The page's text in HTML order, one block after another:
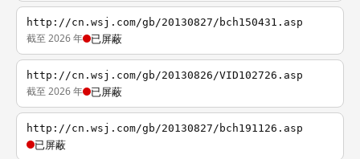
http://cn.wsj.com/gb/20130827/bch150431.asp
截至 2026 年 已屏蔽
http://cn.wsj.com/gb/20130826/VID102726.asp
截至 2026 年 已屏蔽
http://cn.wsj.com/gb/20130827/bch191126.asp
已屏蔽